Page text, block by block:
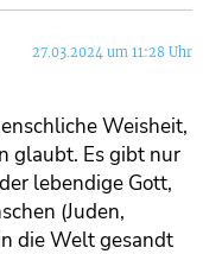
27.03.2024 um 11:28 Uhr
Weisheit,
glaubt. Es gibt nur
lebendige Gott,
(Juden,
die Welt gesandt